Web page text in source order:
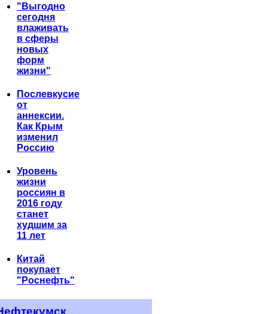
"Выгодно
сегодня
влаживать
в сферы
новых
форм
жизни"
Послевкусие
от
аннексии.
Как Крым
изменил
Россию
Уровень
жизни
россиян в
2016 году
станет
худшим за
11 лет
Китай
покупает
"Роснефть"